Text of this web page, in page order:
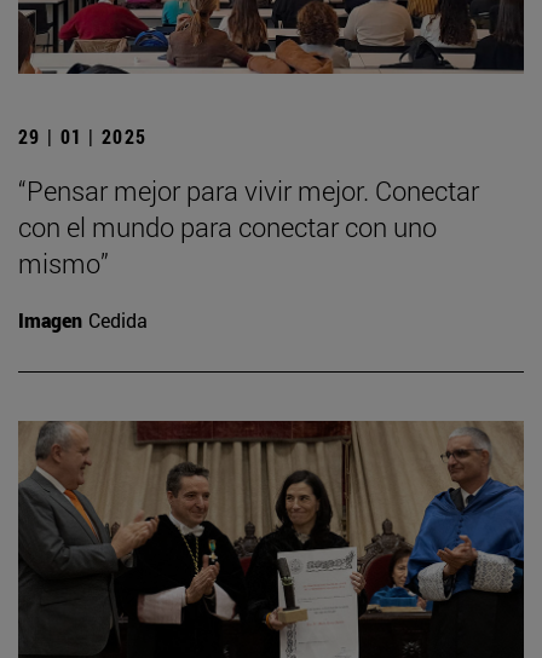
29 | 01 | 2025
“Pensar mejor para vivir mejor. Conectar
con el mundo para conectar con uno
mismo”
Imagen Cedida